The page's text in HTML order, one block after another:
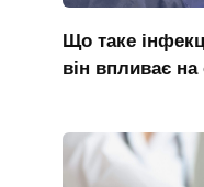
Що таке
він впливає на